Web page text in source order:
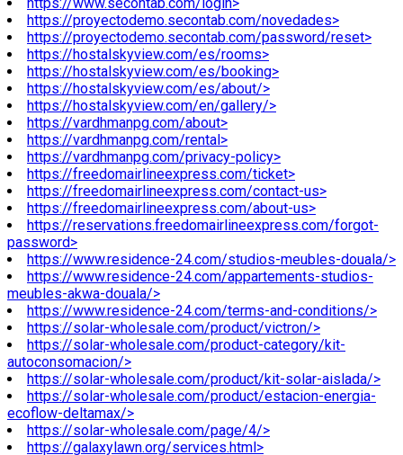
https://proyectodemo.secontab.com/novedades>
https://proyectodemo.secontab.com/password/reset>
https://hostalskyview.com/es/rooms>
https://hostalskyview.com/es/booking>
https://hostalskyview.com/es/about/>
https://hostalskyview.com/en/gallery/>
https://vardhmanpg.com/about>
https://vardhmanpg.com/rental>
https://vardhmanpg.com/privacy-policy>
https://freedomairlineexpress.com/ticket>
https://freedomairlineexpress.com/contact-us>
https://freedomairlineexpress.com/about-us>
https://reservations.freedomairlineexpress.com/forgot-
password>
https://www.residence-24.com/studios-meubles-douala/>
https://www.residence-24.com/appartements-studios-
meubles-akwa-douala/>
https://www.residence-24.com/terms-and-conditions/>
https://solar-wholesale.com/product/victron/>
https://solar-wholesale.com/product-category/kit-
autoconsomacion/>
https://solar-wholesale.com/product/kit-solar-aislada/>
https://solar-wholesale.com/product/estacion-energia-
ecoflow-deltamax/>
https://solar-wholesale.com/page/4/>
https://galaxylawn.org/services.html>